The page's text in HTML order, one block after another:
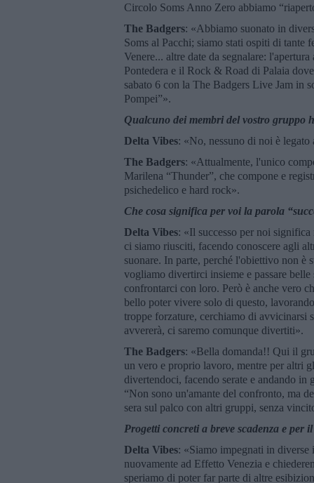
Circolo Soms Anno Zero abbiamo
The Badgers: «Abbiamo suonato in
Soms al Pacchi; siamo stati ospiti di tante
Venere... altre date da segnalare:
Pontedera e il Rock & Road di Palaia
sabato 6 con la The Badgers Live Jam in
Pompei”».
Qualcuno dei membri del vostro gruppo
Delta Vibes: «No, nessuno di noi è legato
The Badgers: «Attualmente, l'unico
Marilena “Thunder”, che compone e
psichedelico e hard rock».
Che cosa significa per voi la parola
Delta Vibes: «Il successo per noi
ci siamo riusciti, facendo conoscere agli
suonare. In parte, perché l'obiettivo non è
vogliamo divertirci insieme e passare
confrontarci con loro. Però è anche vero
bello poter vivere solo di questo,
troppe forzature, cerchiamo di avvicinarsi
avvererà, ci saremo comunque divertiti».
The Badgers: «Bella domanda!! Qui il
un vero e proprio lavoro, mentre per altri
divertendoci, facendo serate e andando in
“Non sono un'amante del confronto, ma
sera sul palco con altri gruppi, senza
Progetti concreti a breve scadenza e per
Delta Vibes: «Siamo impegnati in
nuovamente ad Effetto Venezia e
speriamo di poter far parte di altre